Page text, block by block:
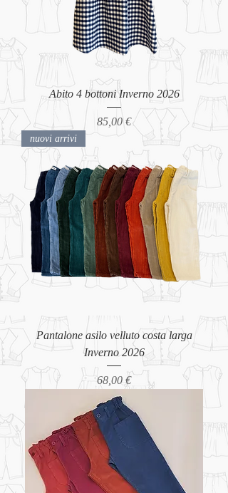
Abito 4 bottoni Inverno 2026
Prezzo
85,00 €
nuovi arrivi
Pantalone asilo velluto costa larga
Inverno 2026
Prezzo
68,00 €